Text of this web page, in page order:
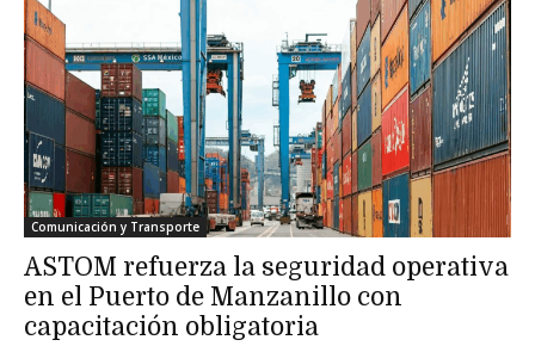
Comunicación y Transporte
ASTOM refuerza la seguridad operativa
en el Puerto de Manzanillo con
capacitación obligatoria